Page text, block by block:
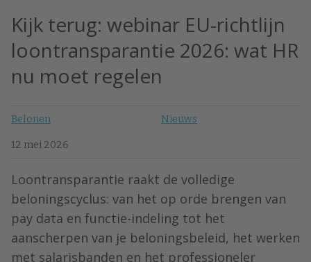
Kijk terug: webinar EU-richtlijn
loontransparantie 2026: wat HR
nu moet regelen
Belonen Nieuws
12 mei 2026
Loontransparantie raakt de volledige
beloningscyclus: van het op orde brengen van
pay data en functie-indeling tot het
aanscherpen van je beloningsbeleid, het werken
met salarisbanden en het professioneler